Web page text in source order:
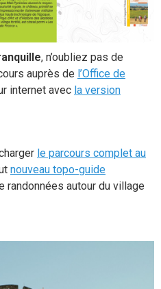
, n’oubliez pas de
auprès de l’Office de
internet avec la version
le parcours complet au
nouveau topo-guide
randonnées autour du village